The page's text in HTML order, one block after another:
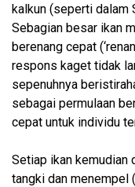
kalkun (seperti dalam
Sebagian besar ikan
berenang cepat
respons kaget tidak
sepenuhnya
sebagai permulaan
cepat untuk individu
Setiap ikan kemudian
tangki dan menempel